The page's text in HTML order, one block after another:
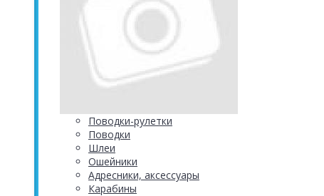
Поводки-рулетки
Поводки
Шлеи
Ошейники
Адресники, аксессуары
Карабины